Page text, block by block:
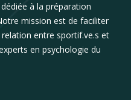
dédiée à la préparation
mission est de faciliter
entre sportif.ve.s et
en psychologie du